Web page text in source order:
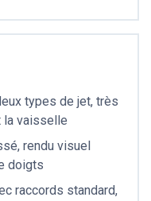
types de jet, très
la vaisselle
rendu visuel
doigts
raccords standard,